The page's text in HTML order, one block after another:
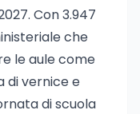
Con 3.947
che
le aule come
di vernice e
di scuola